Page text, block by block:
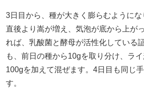
3日目から、種が大きく膨らむように
直後より嵩が増え、気泡が底から上が
れば、乳酸菌と酵母が活性化している
も、前日の種から10gを取り分け、ラ
100gを加えて混ぜます。4日目も同じ
す。